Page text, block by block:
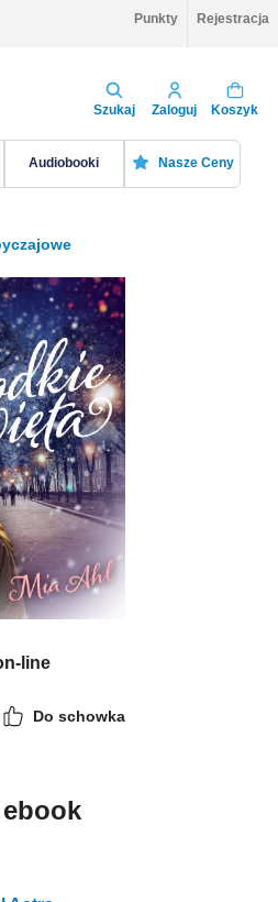
Punkty Rejestracja
Szukaj Zaloguj Koszyk
Audiobooki Nasze Ceny
line
Do schowka